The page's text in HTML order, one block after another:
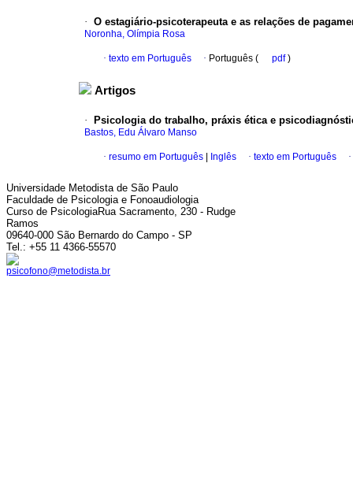
· O estagiário-psicoterapeuta e as relações de
Noronha, Olímpia Rosa
· texto em Português · Português ( pdf)
Artigos
· Psicologia do trabalho, práxis ética e
Bastos, Edu Álvaro Manso
· resumo em Português Inglês · texto em Português ·
Universidade Metodista de São Paulo
Faculdade de Psicologia e Fonoaudiologia
Curso de PsicologiaRua Sacramento, 230 - Rudge
Ramos
09640-000 São Bernardo do Campo - SP
Tel.: +55 11 4366-55570
psicofono@metodista.br